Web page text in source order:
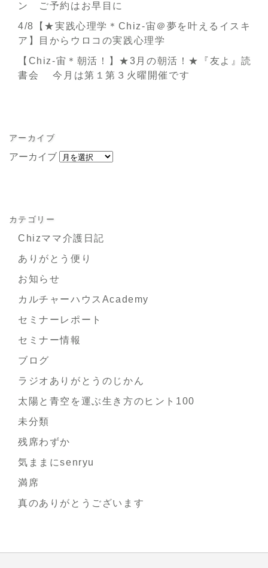
ン ご予約はお早目に
4/8【★実践心理学＊Chiz-宙＠夢を叶えるイスキ
ア】目からウロコの実践心理学
【Chiz-宙＊朝活！】★3月の朝活！★『友よ』読
書会 今月は第１第３火曜開催です
アーカイブ
アーカイブ
カテゴリー
Chizママ介護日記
ありがとう便り
お知らせ
カルチャーハウスAcademy
セミナーレポート
セミナー情報
ブログ
ラジオありがとうのじかん
太陽と青空を運ぶ生き方のヒント100
未分類
残席わずか
気ままにsenryu
満席
真のありがとうございます